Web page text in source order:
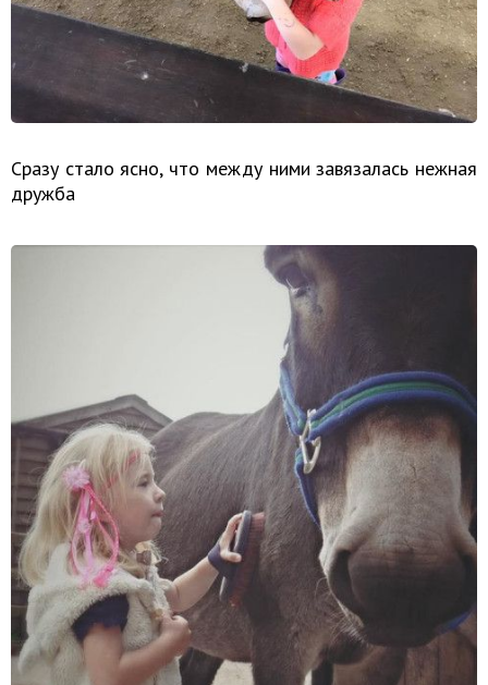
Сразу стало ясно, что между ними завязалась нежная
дружба